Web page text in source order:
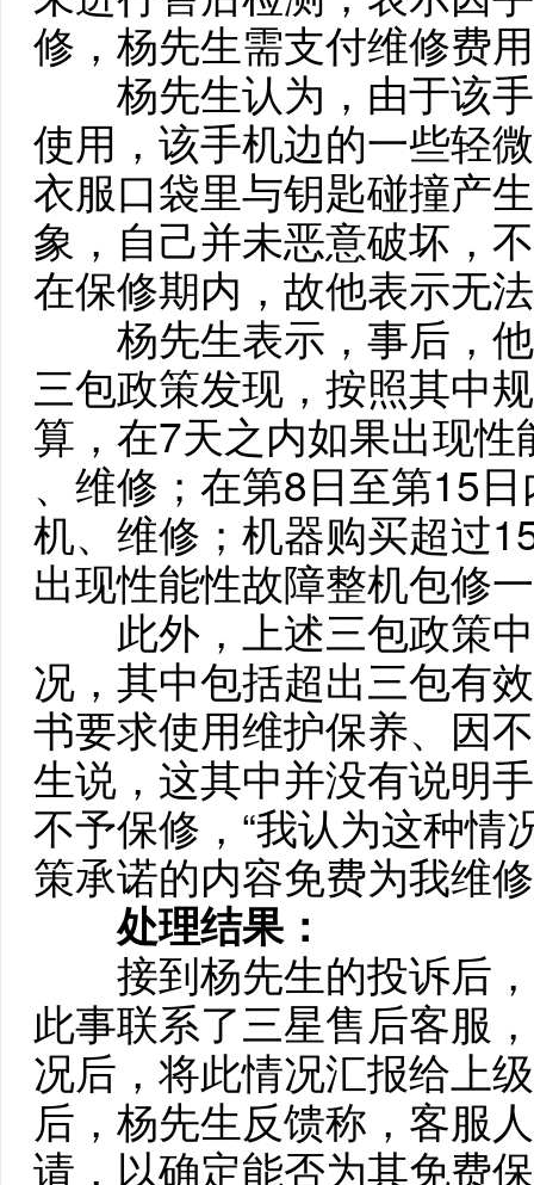
修，杨先生需支付维修费
杨先生认为，由于该手
使用，该手机边的一些轻
衣服口袋里与钥匙碰撞产
象，自己并未恶意破坏，
在保修期内，故他表示无
杨先生表示，事后，他
三包政策发现，按照其中
算，在7天之内如果出现
、维修；在第8日至第15
机、维修；机器购买超过
出现性能性故障整机包修
此外，上述三包政策中
况，其中包括超出三包有
书要求使用维护保养、因
生说，这其中并没有说明
不予保修，“我认为这种情
策承诺的内容免费为我维
处理结果：
接到杨先生的投诉后，
此事联系了三星售后客服
况后，将此情况汇报给上
后，杨先生反馈称，客服
请，以确定能否为其免费